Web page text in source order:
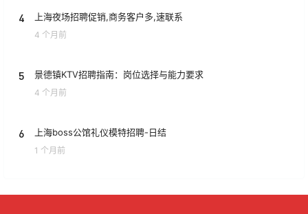
4 上海夜场招聘促销,商务客户多,速联系
4 个月前
5 景德镇KTV招聘指南：岗位选择与能力要求
4 个月前
6 上海boss公馆礼仪模特招聘-日结
1 个月前